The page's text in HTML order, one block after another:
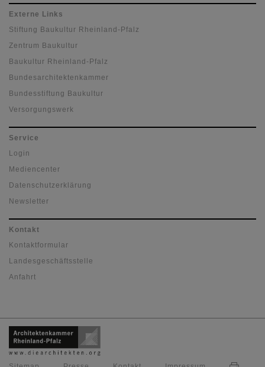
Externe Links
Stiftung Baukultur Rheinland-Pfalz
Zentrum Baukultur
Baukultur Rheinland-Pfalz
Bundesarchitektenkammer
Bundesstiftung Baukultur
Versorgungswerk
Service
Login
Mediencenter
Datenschutzerklärung
Newsletter
Kontakt
Kontaktformular
Landesgeschäftsstelle
Anfahrt